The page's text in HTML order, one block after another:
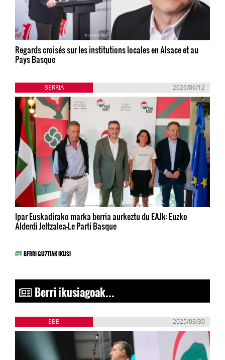
Regards croisés sur les institutions locales en Alsace et au
Pays Basque
BERRIA 2026/06/12
Ipar Euskadirako marka berria aurkeztu du EAJk: Euzko
Alderdi Jeltzalea-Le Parti Basque
BERRI GUZTIAK IKUSI
Berri ikusiagoak...
EBB 2025/03/30